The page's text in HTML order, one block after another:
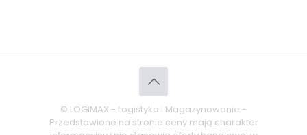
© LOGIMAX - Logistyka i Magazynowanie -
Przedstawione na stronie ceny mają charakter